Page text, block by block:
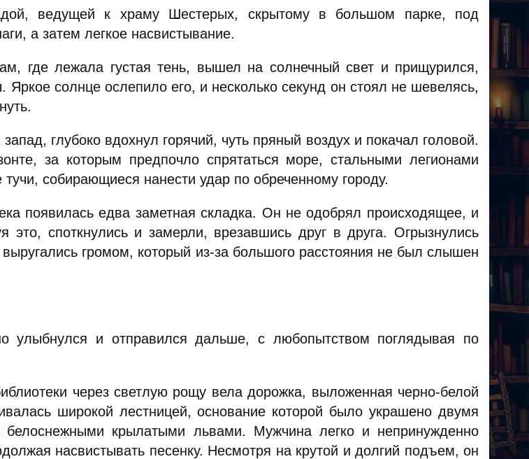
ведущей к храму Шестерых, скрытому в большом парке, под
а затем легкое насвистывание.
где лежала густая тень, вышел на солнечный свет и прищурился,
Яркое солнце ослепило его, и несколько секунд он стоял не шевелясь,
глубоко вдохнул горячий, чуть пряный воздух и покачал головой.
за которым предпочло спрятаться море, стальными легионами
собирающиеся нанести удар по обреченному городу.
появилась едва заметная складка. Он не одобрял происходящее, и
это, споткнулись и замерли, врезавшись друг в друга. Огрызнулись
громом, который из-за большого расстояния не был слышен
улыбнулся и отправился дальше, с любопытством поглядывая по
через светлую рощу вела дорожка, выложенная черно-белой
широкой лестницей, основание которой было украшено двумя
крылатыми львами. Мужчина легко и непринужденно
насвистывать песенку. Несмотря на крутой и долгий подъем, он